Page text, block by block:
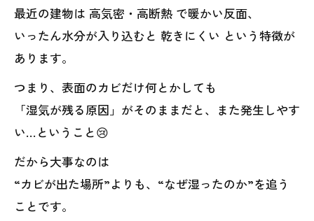
最近の建物は 高気密・高断熱 で暖かい反面、
いったん水分が入り込むと 乾きにくい という特徴が
あります。
つまり、表面のカビだけ何とかしても
「湿気が残る原因」がそのままだと、また発生しやす
い…ということ😢
だから大事なのは
“カビが出た場所”よりも、“なぜ湿ったのか”を追う
ことです。